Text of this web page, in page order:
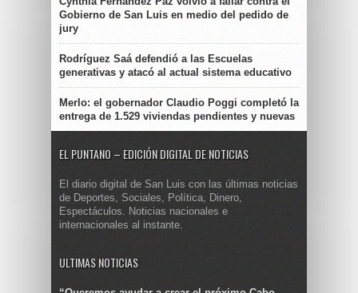
Gobierno de San Luis en medio del pedido de
jury
Rodríguez Saá defendió a las Escuelas
generativas y atacó al actual sistema educativo
Merlo: el gobernador Claudio Poggi completó la
entrega de 1.529 viviendas pendientes y nuevas
EL PUNTANO – EDICIÓN DIGITAL DE NOTICIAS
El diario digital de San Luis con las últimas noticias
de Deportes, Sociales, Política, Dinero,
Espectáculos. Noticias nacionales e
internacionales al instante.
ULTIMAS NOTICIAS